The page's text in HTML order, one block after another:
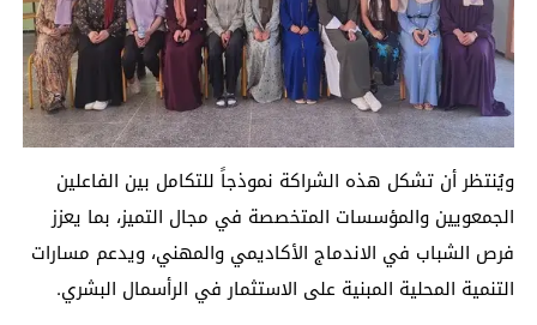
ويُنتظر أن تشكل هذه الشراكة نموذجاً للتكامل بين الفاعلين
الجمعويين والمؤسسات المتخصصة في مجال التميز، بما يعزز
فرص الشباب في الاندماج الأكاديمي والمهني، ويدعم مسارات
التنمية المحلية المبنية على الاستثمار في الرأسمال البشري.